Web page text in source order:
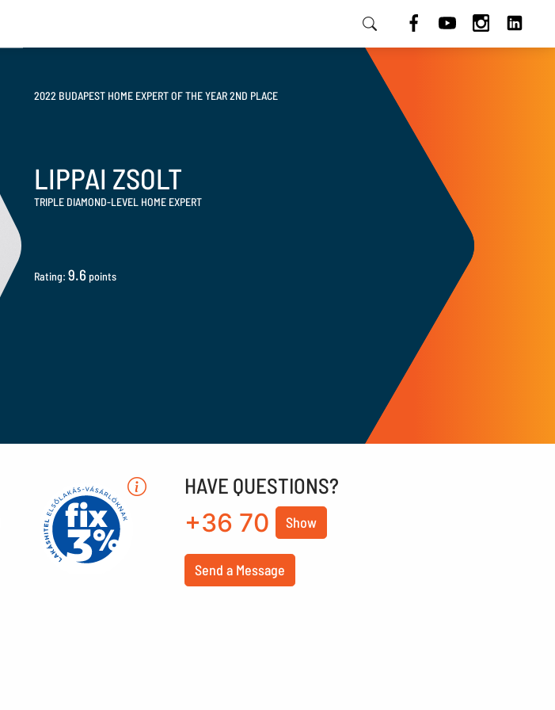
2022 BUDAPEST HOME EXPERT OF THE YEAR 2ND PLACE
LIPPAI ZSOLT
TRIPLE DIAMOND-LEVEL HOME EXPERT
Rating:9.6 points
HAVE QUESTIONS?
+36 70 Show
Send a Message